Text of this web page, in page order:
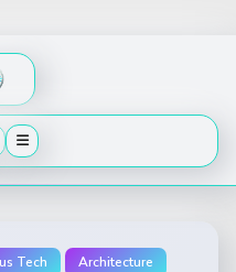
Tech
Architecture